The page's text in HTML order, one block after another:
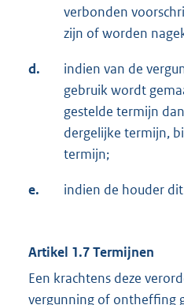
verbonden
zijn of worden
d.
indien van de
gebruik wordt
gestelde termijn
dergelijke termijn,
termijn;
e. indien de houder
Artikel 1.7 Termijnen
Een krachtens deze
vergunning of ontheffing